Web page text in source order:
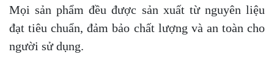
Mọi sản phẩm đều được sản xuất từ nguyên liệu
đạt tiêu chuẩn, đảm bảo chất lượng và an toàn cho
người sử dụng.